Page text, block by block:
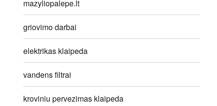
mazyliopalepe.lt
griovimo darbai
elektrikas klaipeda
vandens filtrai
kroviniu pervezimas klaipeda